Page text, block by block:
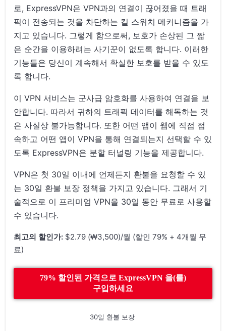
로, ExpressVPN은 VPN과의 연결이 끊어졌을 때 트래
픽이 전송되는 것을 차단하는 킬 스위치 메커니즘을 가
지고 있습니다. 그렇게 함으로써, 보호가 손상된 그 짧
은 순간을 이용하려는 사기꾼이 없도록 합니다. 이러한
기능들은 당신이 계속해서 확실한 보호를 받을 수 있도
록 합니다.
이 VPN 서비스는 군사급 암호화를 사용하여 연결을 보
안합니다. 따라서 귀하의 트래픽 데이터를 해독하는 것
은 사실상 불가능합니다. 또한 어떤 앱이 웹에 직접 접
속하고 어떤 앱이 VPN을 통해 연결되는지 선택할 수 있
도록 ExpressVPN은 분할 터널링 기능을 제공합니다.
VPN은 첫 30일 이내에 언제든지 환불을 요청할 수 있
는 30일 환불 보장 정책을 가지고 있습니다. 그래서 기
술적으로 이 프리미엄 VPN을 30일 동안 무료로 사용할
수 있습니다.
최고의 할인가: $2.79 (₩3,500)/월 (할인 79% + 4개월 무
료)
79% 할인된 가격으로 ExpressVPN 을(를)
구입하세요
30일 환불 보장